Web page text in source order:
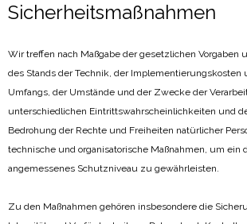
Sicherheitsmaßnahmen
Wir treffen nach Maßgabe der gesetzlichen Vorgaben
des Stands der Technik, der Implementierungskosten
Umfangs, der Umstände und der Zwecke der
unterschiedlichen Eintrittswahrscheinlichkeiten und
Bedrohung der Rechte und Freiheiten natürlicher
technische und organisatorische Maßnahmen, um ein
angemessenes Schutzniveau zu gewährleisten.
Zu den Maßnahmen gehören insbesondere die